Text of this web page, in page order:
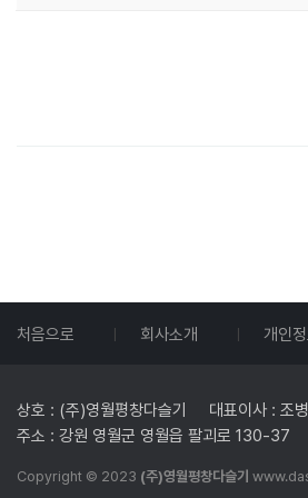
처음으로 회사소개 개인
상호 : (주)영월평창다슬기 대표이사 :
주소 : 강원 영월군 영월읍 팔괴로 130-
Copyright © 2023 (주)영월평창다슬기